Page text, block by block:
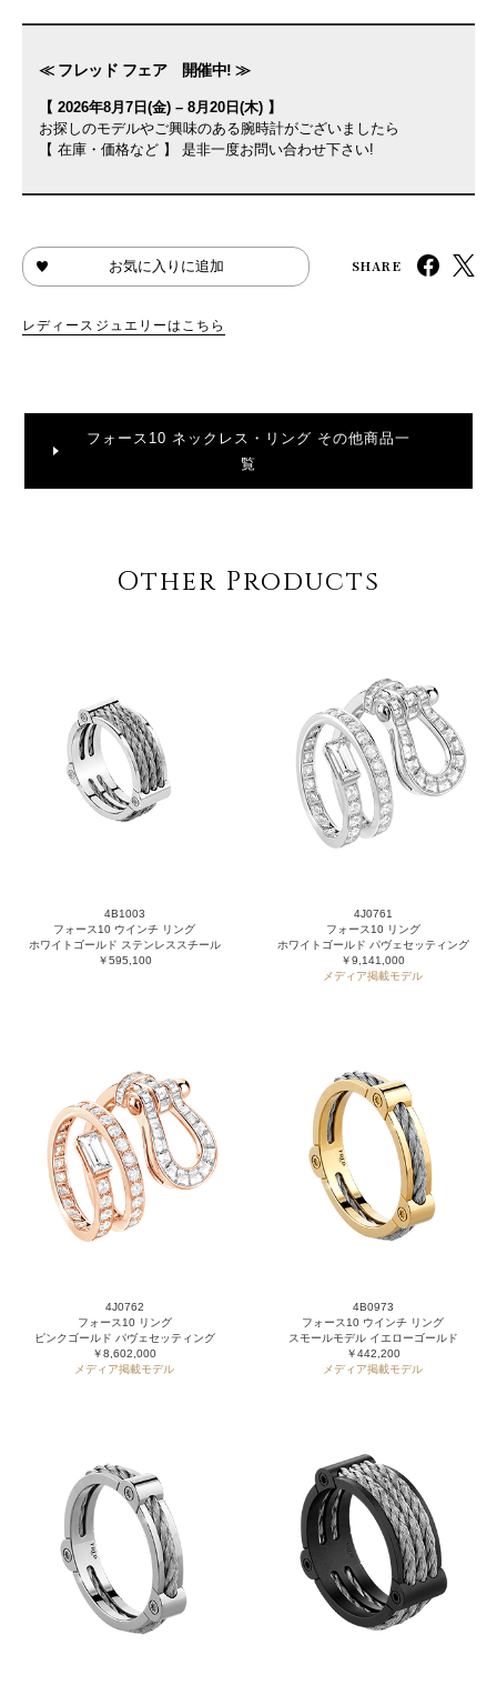
≪ フレッド フェア 開催中! ≫
【 2026年8月7日(金) – 8月20日(木) 】
お探しのモデルやご興味のある腕時計がございましたら
【 在庫・価格など 】 是非一度お問い合わせ下さい!
お気に入りに追加 SHARE
レディースジュエリーはこちら
フォース10 ネックレス・リング その他商品一
覧
Other Products
4B1003
フォース10 ウインチ リング
ホワイトゴールド ステンレススチール
￥595,100
4J0761
フォース10 リング
ホワイトゴールド パヴェセッティング
￥9,141,000
メディア掲載モデル
4J0762
フォース10 リング
ピンクゴールド パヴェセッティング
￥8,602,000
メディア掲載モデル
4B0973
フォース10 ウインチ リング
スモールモデル イエローゴールド
￥442,200
メディア掲載モデル